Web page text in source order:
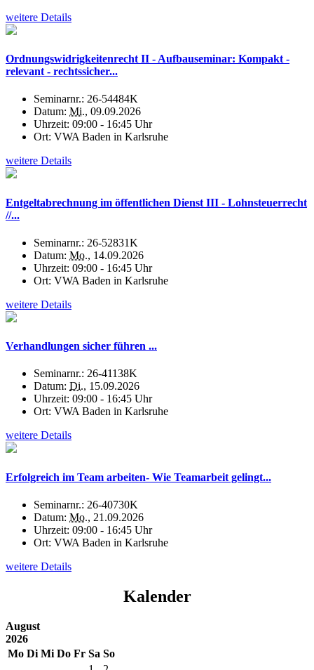
weitere Details
Ordnungswidrigkeitenrecht II - Aufbauseminar: Kompakt -
relevant - rechtssicher...
Seminarnr.: 26-54484K
Datum: Mi., 09.09.2026
Uhrzeit: 09:00 - 16:45 Uhr
Ort: VWA Baden in Karlsruhe
weitere Details
Entgeltabrechnung im öffentlichen Dienst III - Lohnsteuerrecht
//...
Seminarnr.: 26-52831K
Datum: Mo., 14.09.2026
Uhrzeit: 09:00 - 16:45 Uhr
Ort: VWA Baden in Karlsruhe
weitere Details
Verhandlungen sicher führen ...
Seminarnr.: 26-41138K
Datum: Di., 15.09.2026
Uhrzeit: 09:00 - 16:45 Uhr
Ort: VWA Baden in Karlsruhe
weitere Details
Erfolgreich im Team arbeiten- Wie Teamarbeit gelingt...
Seminarnr.: 26-40730K
Datum: Mo., 21.09.2026
Uhrzeit: 09:00 - 16:45 Uhr
Ort: VWA Baden in Karlsruhe
weitere Details
Kalender
August
2026
Mo Di Mi Do Fr Sa So